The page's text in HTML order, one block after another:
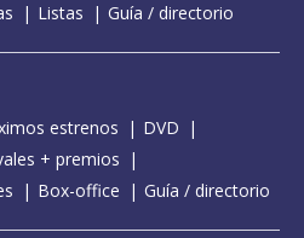
Listas Guía / directorio
estrenos
DVD
+ premios
Box-office Guía / directorio